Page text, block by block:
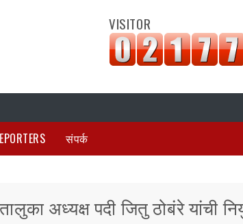
VISITOR
संपर्क
अध्यक्ष पदी जितु ठोबंरे यांची